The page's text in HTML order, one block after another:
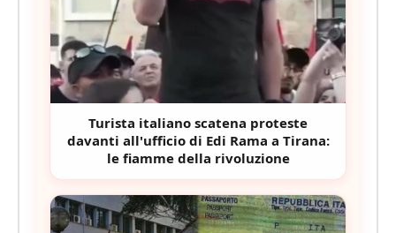
Turista italiano scatena proteste
davanti all'ufficio di Edi Rama a Tirana:
le fiamme della rivoluzione